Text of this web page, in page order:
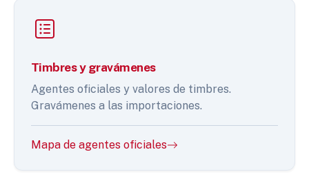
Timbres y gravámenes
Agentes oficiales y valores de timbres.
Gravámenes a las importaciones.
Mapa de agentes oficiales